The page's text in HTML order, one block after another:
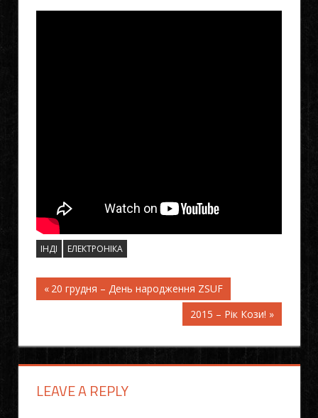
ІНДІ ЕЛЕКТРОНІКА
Навігація
записів
Previous
20 грудня – День народження ZSUF
Next
2015 – Рік Кози!
LEAVE A REPLY